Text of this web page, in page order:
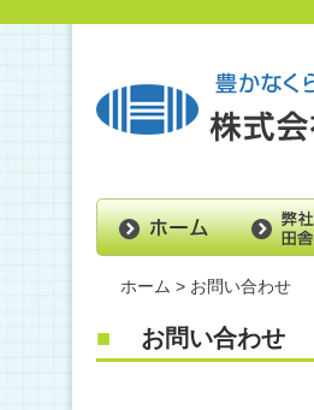
ホーム > お問い合わせ
■ お問い合わせ